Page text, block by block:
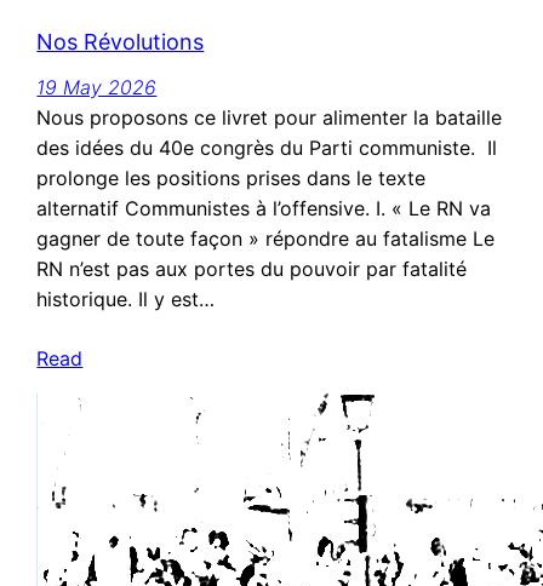
Nos Révolutions
19 May 2026
Nous proposons ce livret pour alimenter la bataille
des idées du 40e congrès du Parti communiste. Il
prolonge les positions prises dans le texte
alternatif Communistes à l’offensive. I. « Le RN va
gagner de toute façon » répondre au fatalisme Le
RN n’est pas aux portes du pouvoir par fatalité
historique. Il y est…
Read